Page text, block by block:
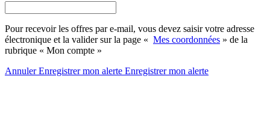
Pour recevoir les offres par e-mail, vous devez saisir votre adresse
électronique et la valider sur la page « Mes coordonnées » de la
rubrique « Mon compte »
AnnulerEnregistrer mon alerte Enregistrermon alerte